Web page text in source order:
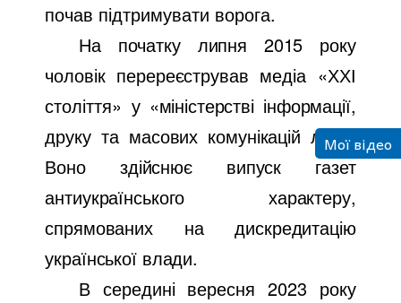
почав підтримувати ворога.
На початку липня 2015 року
чоловік перереєстрував медіа «ХХІ
століття» у «міністерстві інформації,
друку та масових комунікацій лнр».
Воно здійснює випуск газет
антиукраїнського характеру,
спрямованих на дискредитацію
української влади.
В середині вересня 2023 року
Мої відео